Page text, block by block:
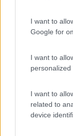
I want to
Google for
I want to
personalized
I want to
related to
device
8.2